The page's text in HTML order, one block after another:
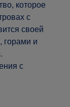
которое
с
своей
горами и
с